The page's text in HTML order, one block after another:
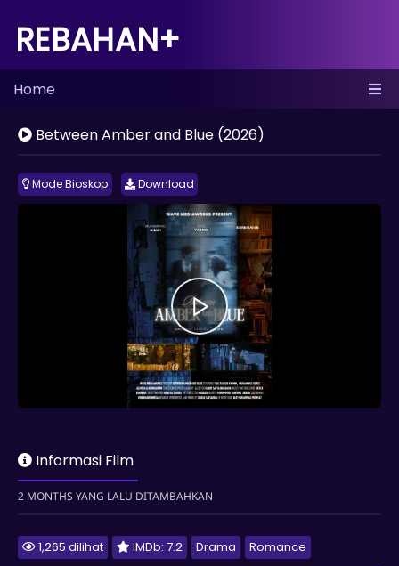
REBAHAN+
Home
Between Amber and Blue (2026)
Mode Bioskop Download
bertemu dengan gadis ceria penuh mimpi namun sekarat.
Menuntutnya untuk cepat mencapai mimpi bersama di
tengah persaingan ketat atau jika tidak ia akan kehilangan
sang gadis yang termakan oleh penyakit.
Informasi Film
2 MONTHS YANG LALU DITAMBAHKAN
1,265 dilihat IMDb: 7.2 Drama
Romance